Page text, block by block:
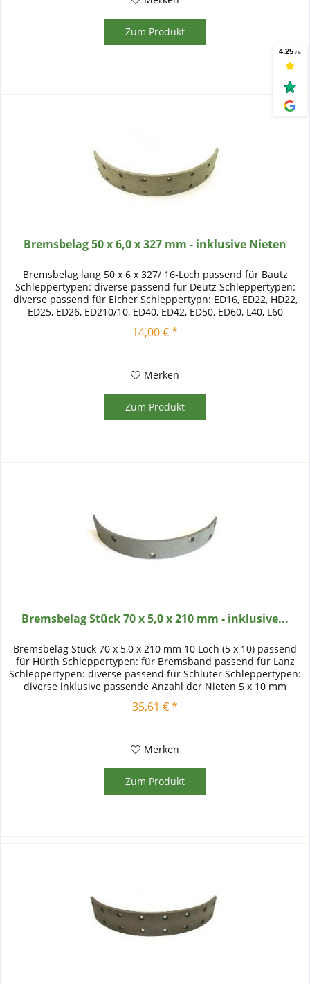
Zum Produkt
Bremsbelag 50 x 6,0 x 327 mm - inklusive Nieten
Bremsbelag lang 50 x 6 x 327/ 16-Loch passend für Bautz
Schleppertypen: diverse passend für Deutz Schleppertypen:
diverse passend für Eicher Schleppertypn: ED16, ED22, HD22,
ED25, ED26, ED210/10, ED40, ED42, ED50, ED60, L40, L60
14,00 € *
Merken
Zum Produkt
Bremsbelag Stück 70 x 5,0 x 210 mm - inklusive...
Bremsbelag Stück 70 x 5,0 x 210 mm 10 Loch (5 x 10) passend
für Hürth Schleppertypen: für Bremsband passend für Lanz
Schleppertypen: diverse passend für Schlüter Schleppertypen:
diverse inklusive passende Anzahl der Nieten 5 x 10 mm
35,61 € *
Merken
Zum Produkt